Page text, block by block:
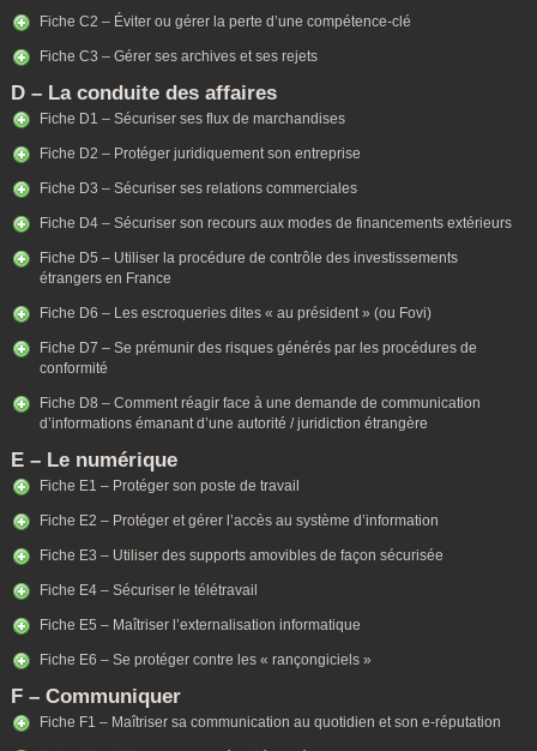
Fiche C2 – Éviter ou gérer la perte d’une compétence-clé
Fiche C3 – Gérer ses archives et ses rejets
D – La conduite des affaires
Fiche D1 – Sécuriser ses flux de marchandises
Fiche D2 – Protéger juridiquement son entreprise
Fiche D3 – Sécuriser ses relations commerciales
Fiche D4 – Sécuriser son recours aux modes de financements extérieurs
Fiche D5 – Utiliser la procédure de contrôle des investissements
étrangers en France
Fiche D6 – Les escroqueries dites « au président » (ou Fovi)
Fiche D7 – Se prémunir des risques générés par les procédures de
conformité
Fiche D8 – Comment réagir face à une demande de communication
d’informations émanant d’une autorité / juridiction étrangère
E – Le numérique
Fiche E1 – Protéger son poste de travail
Fiche E2 – Protéger et gérer l’accès au système d’information
Fiche E3 – Utiliser des supports amovibles de façon sécurisée
Fiche E4 – Sécuriser le télétravail
Fiche E5 – Maîtriser l’externalisation informatique
Fiche E6 – Se protéger contre les « rançongiciels »
F – Communiquer
Fiche F1 – Maîtriser sa communication au quotidien et son e-réputation